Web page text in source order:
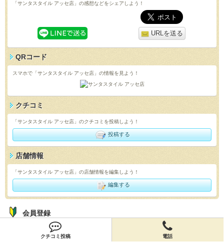
クチコミ投稿 電話
「サンタスタイル アッセ店」の感想などをシェアしよう！
URLを送る
QRコード
スマホで「サンタスタイル アッセ店」の情報を見よう！
クチコミ
「サンタスタイル アッセ店」のクチコミを投稿しよう！
投稿する
店舗情報
「サンタスタイル アッセ店」の店舗情報を編集しよう！
編集する
会員登録